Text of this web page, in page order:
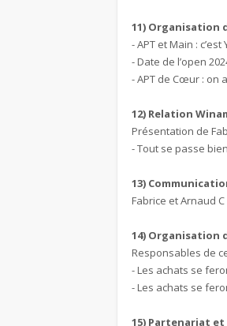
11) Organisation
- APT et Main :
- Date de l’open
- APT de Cœur : on
12) Relation
Présentation de
- Tout se passe
13)
Fabrice et Arnaud
14) Organisation
Responsables de
- Les achats se
- Les achats se
15) Partenariat